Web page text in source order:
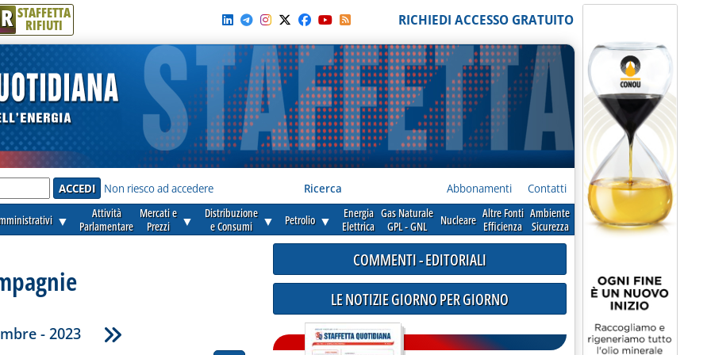
R STAFFETTA
RIFIUTI RICHIEDI ACCESSO GRATUITO
Non riesco ad accedere Ricerca Abbonamenti Contatti
▼
Attività
Parlamentare
Mercati e
Prezzi
▼
Distribuzione
e Consumi
▼ Petrolio ▼
Energia
Elettrica
Gas Naturale
GPL - GNL
Nucleare Altre Fonti
Efficienza
Ambiente
Sicurezza
- 2023
COMMENTI - EDITORIALI
LE NOTIZIE GIORNO PER GIORNO